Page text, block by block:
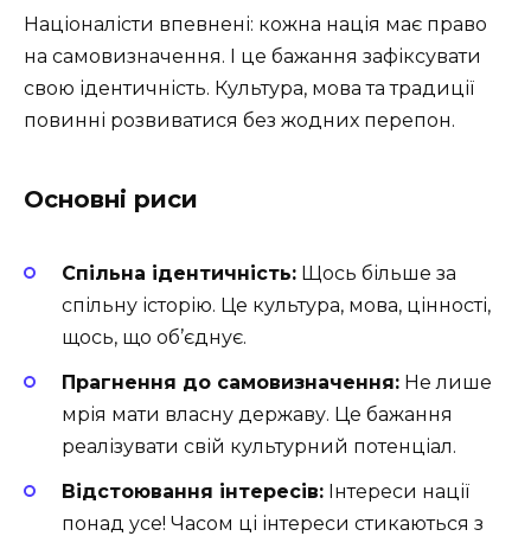
Націоналісти впевнені: кожна нація має право
на самовизначення. І це бажання зафіксувати
свою ідентичність. Культура, мова та традиції
повинні розвиватися без жодних перепон.
Основні риси
Спільна ідентичність: Щось більше за
спільну історію. Це культура, мова, цінності,
щось, що об’єднує.
Прагнення до самовизначення: Не лише
мрія мати власну державу. Це бажання
реалізувати свій культурний потенціал.
Відстоювання інтересів: Інтереси нації
понад усе! Часом ці інтереси стикаються з